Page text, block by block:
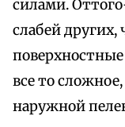
силами.
слабей
все то
наружной